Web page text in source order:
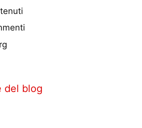
del blog